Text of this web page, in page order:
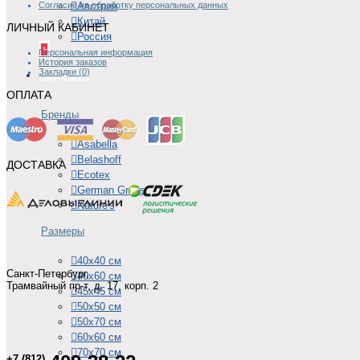
Австрия
Китай
Россия
+
ПОДУШКИ
Бренды
Asabella
Belashoff
Ecotex
German Grass
Nature's
Размеры
40х40 см
40х60 см
45х45 см
50х50 см
50х70 см
60х60 см
70х70 см
Согласие на обработку персональных данных
ЛИЧНЫЙ КАБИНЕТ
Персональная информация
История заказов
Закладки (0)
ОПЛАТА
ДОСТАВКА
Санкт-Петербург,
Трамвайный пр-т, д. 17, корп. 2